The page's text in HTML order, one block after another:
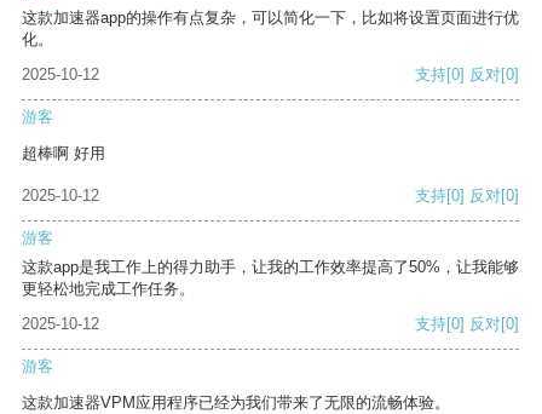
这款加速器app的操作有点复杂，可以简化一下，比如将设置页面进行优
化。
2025-10-12
支持[0] 反对[0]
游客
超棒啊 好用
2025-10-12 支持[0] 反对[0]
游客
这款app是我工作上的得力助手，让我的工作效率提高了50%，让我能够
更轻松地完成工作任务。
2025-10-12
支持[0] 反对[0]
游客
这款加速器VPM应用程序已经为我们带来了无限的流畅体验。